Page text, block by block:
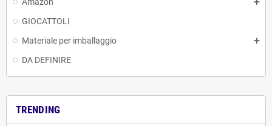
GIOCATTOLI
Materiale per imballaggio
DA DEFINIRE
TRENDING